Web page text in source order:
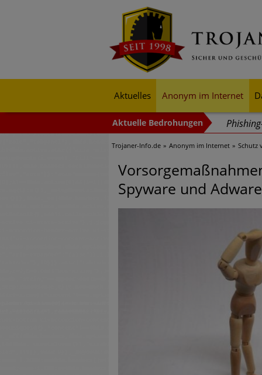
Aktuelles Anonym im Internet
Trends
warnen
Trojaner-Info.de Anonym im Internet Schutz
Spyware und Adware